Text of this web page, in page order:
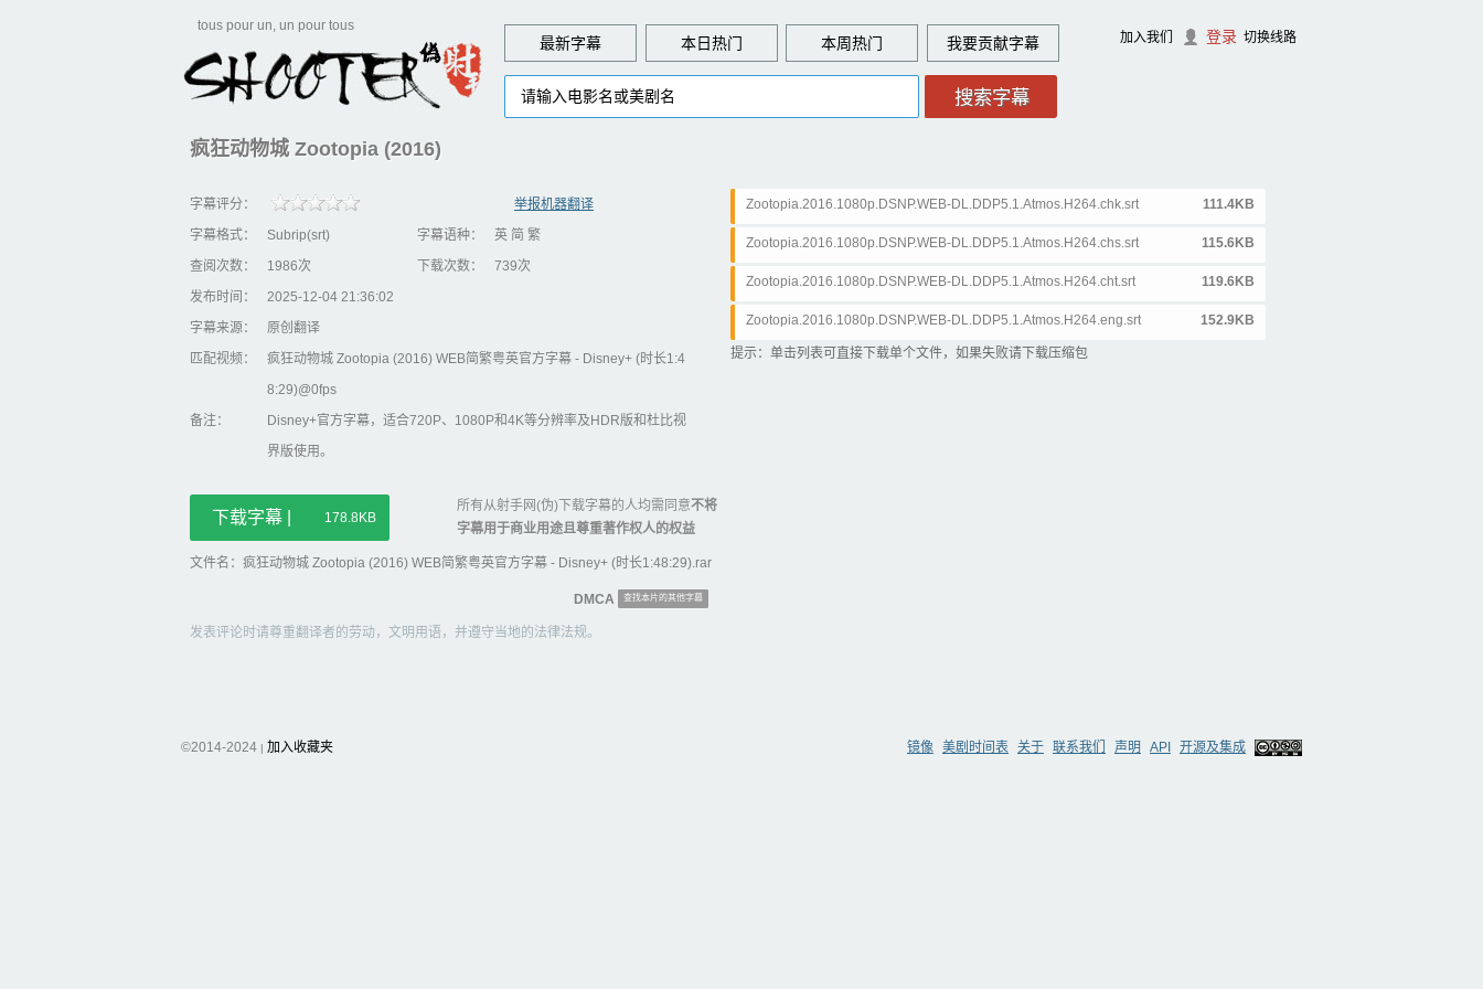
tous pour un, un pour tous
最新字幕 本日热门 本周热门 贡献字幕 加入我们 登录 切换线路
疯狂动物城 Zootopia (2016)
字幕评分：
举报机器翻译
字幕格式：
Subrip(srt) 字幕语种：
英 简 繁
查阅次数：
1986次 下载次数：
739次
发布时间：
2025-12-04 21:36:02
字幕来源：
原创翻译
匹配视频：
疯狂动物城 Zootopia (2016) WEB简繁粤英官方字幕 - Disney+ (时长1:4
8:29)@0fps
备注：
Disney+官方字幕，适合720P、1080P和4K等分辨率及HDR版和杜比视
界版使用。
下载字幕 | 178.8KB
所有从射手网(伪)下载字幕的人均需同意不将
字幕用于商业用途且尊重著作权人的权益
文件名：疯狂动物城 Zootopia (2016) WEB简繁粤英官方字幕 - Disney+ (时长1:48:29).rar
Zootopia.2016.1080p.DSNP.WEB-DL.DDP5.1.Atmos.H264.chk.srt 111.4KB
Zootopia.2016.1080p.DSNP.WEB-DL.DDP5.1.Atmos.H264.chs.srt 115.6KB
Zootopia.2016.1080p.DSNP.WEB-DL.DDP5.1.Atmos.H264.cht.srt 119.6KB
Zootopia.2016.1080p.DSNP.WEB-DL.DDP5.1.Atmos.H264.eng.srt 152.9KB
提示：单击列表可直接下载单个文件，如果失败请下载压缩包
DMCA 查找本片的其他字幕
发表评论时请尊重翻译者的劳动，文明用语，并遵守当地的法律法规。
©2014-2024 | 加入收藏夹 镜像 美剧时间表 关于 联系我们 声明 API 开源及集成